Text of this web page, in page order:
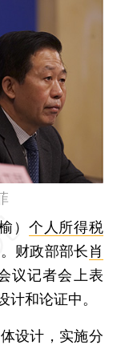
） 个人所得税
财政部部长肖
议记者会上表
计和论证中。
设计，实施分